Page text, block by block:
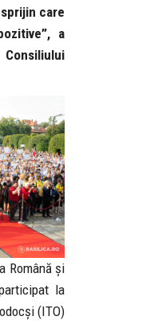
care
a
Română și
la
(ITO)